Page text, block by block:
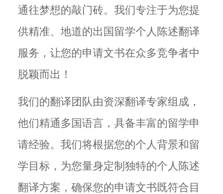
通往梦想的敲门砖。我们专注于为您提
供精准、地道的出国留学个人陈述翻译
服务，让您的申请文书在众多竞争者中
脱颖而出！
我们的翻译团队由资深翻译专家组成，
他们精通多国语言，具备丰富的留学申
请经验。我们将根据您的个人背景和留
学目标，为您量身定制独特的个人陈述
翻译方案，确保您的申请文书既符合目